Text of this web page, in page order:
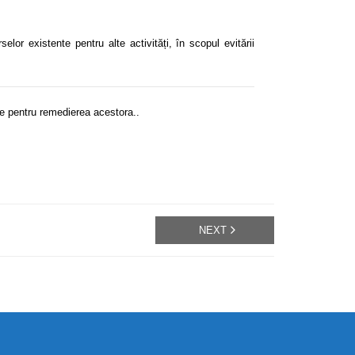
existente pentru alte activități, în scopul evitării
pentru remedierea acestora..
NEXT